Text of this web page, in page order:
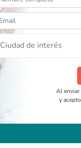
Ciudad de interés
Al
y